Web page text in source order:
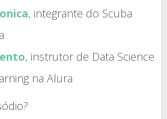
, integrante do Scuba
, instrutor de Data Science
na Alura